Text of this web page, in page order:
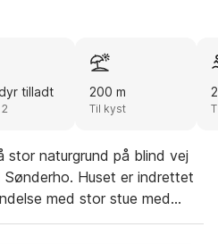
tilladt 200 m
Til kyst
stor naturgrund på blind vej
Huset er indrettet
med stor stue med
soveværelser, det ene med